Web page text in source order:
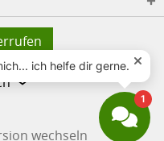
wechseln